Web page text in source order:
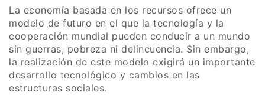
La economía basada en los recursos ofrece un
modelo de futuro en el que la tecnología y la
cooperación mundial pueden conducir a un mundo
sin guerras, pobreza ni delincuencia. Sin embargo,
la realización de este modelo exigirá un importante
desarrollo tecnológico y cambios en las
estructuras sociales.